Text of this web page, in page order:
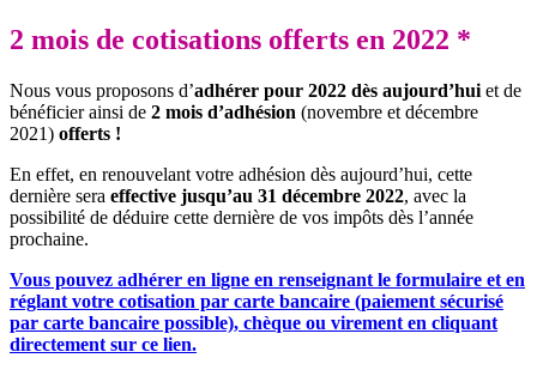
2 mois de cotisations offerts en 2022 *
Nous vous proposons d’adhérer pour 2022 dès aujourd’hui et de
bénéficier ainsi de 2 mois d’adhésion (novembre et décembre
2021) offerts !
En effet, en renouvelant votre adhésion dès aujourd’hui, cette
dernière sera effective jusqu’au 31 décembre 2022, avec la
possibilité de déduire cette dernière de vos impôts dès l’année
prochaine.
Vous pouvez adhérer en ligne en renseignant le formulaire et en
réglant votre cotisation par carte bancaire (paiement sécurisé
par carte bancaire possible), chèque ou virement en cliquant
directement sur ce lien.